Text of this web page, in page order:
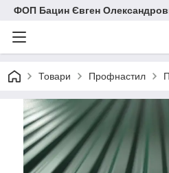
ФОП Бацин Євген
Товари Профнастил